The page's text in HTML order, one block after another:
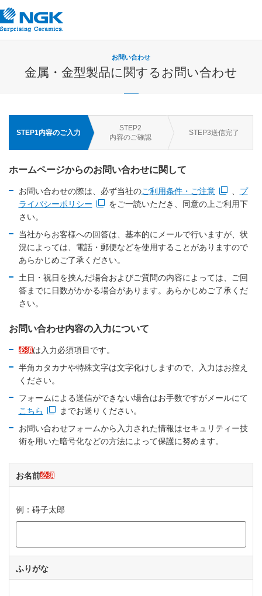
お問い合わせ
金属・金型製品に関するお問い合わせ
STEP1内容のご入力
STEP2
内容のご確認
STEP3送信完了
ホームページからのお問い合わせに関して
お問い合わせの際は、必ず当社のご利用条件・ご注意
新規ウィンドウを開きます
プ
ライバシーポリシー
新規ウィンドウを開きます
をご一読いただき、同意の上ご利用下
さい。
当社からお客様への回答は、基本的にメールで行いますが、状
況によっては、電話・郵便などを使用することがありますので
あらかじめご了承ください。
土日・祝日を挟んだ場合およびご質問の内容によっては、ご回
答までに日数がかかる場合があります。あらかじめご了承くだ
さい。
お問い合わせ内容の入力について
必須は入力必須項目です。
半角カタカナや特殊文字は文字化けしますので、入力はお控え
ください。
フォームによる送信ができない場合はお手数ですがメールにて
こちら
新規ウィンドウを開きます
までお送りください。
お問い合わせフォームから入力された情報はセキュリティー技
術を用いた暗号化などの方法によって保護に努めます。
お名前必須
例：碍子太郎
ふりがな